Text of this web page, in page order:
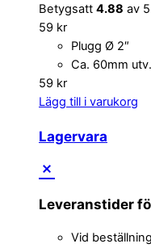
Betygsatt 4.88 av 5
59 kr
Plugg Ø 2″
Ca. 60mm utv.
59 kr
Lägg till i varukorg
Lagervara
Leveranstider
Vid